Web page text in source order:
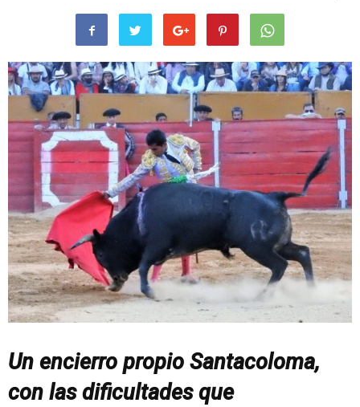
Un encierro propio Santacoloma,
con las dificultades que